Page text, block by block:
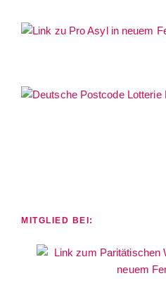
MITGLIED BEI: